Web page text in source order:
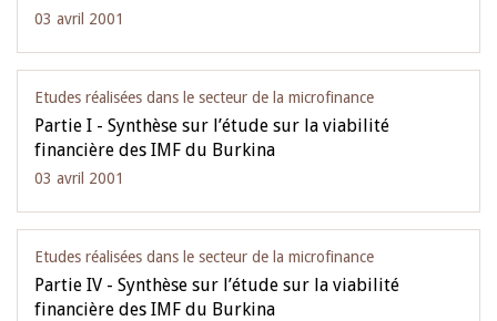
03 avril 2001
Etudes réalisées dans le secteur de la microfinance
Partie I - Synthèse sur l’étude sur la viabilité
financière des IMF du Burkina
03 avril 2001
Etudes réalisées dans le secteur de la microfinance
Partie IV - Synthèse sur l’étude sur la viabilité
financière des IMF du Burkina